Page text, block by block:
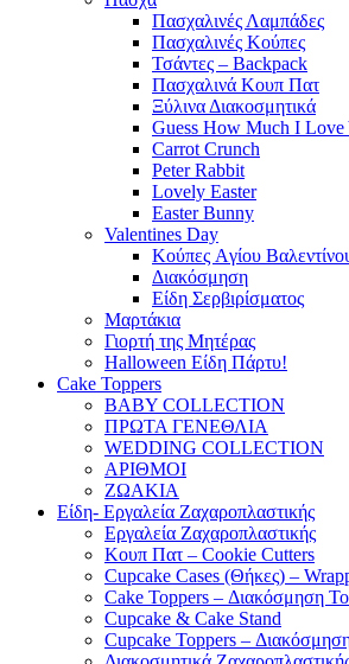
Πασχαλινές Λαμπάδες
Πασχαλινές Κούπες
Τσάντες – Backpack
Πασχαλινά Κουπ Πατ
Ξύλινα Διακοσμητικά
Guess How Much I Love
Carrot Crunch
Peter Rabbit
Lovely Easter
Easter Bunny
Valentines Day
Κούπες Aγίου
Διακόσμηση
Είδη Σερβιρίσματος
Μαρτάκια
Γιορτή της Μητέρας
Halloween Είδη Πάρτυ!
Cake Toppers
BABY COLLECTION
ΠΡΩΤΑ ΓΕΝΕΘΛΙΑ
WEDDING COLLECTION
ΑΡΙΘΜΟΙ
ΖΩΑΚΙΑ
Είδη- Εργαλεία Ζαχαροπλαστικής
Εργαλεία Ζαχαροπλαστικής
Κουπ Πατ – Cookie Cutters
Cupcake Cases (Θήκες) –
Cake Toppers – Διακόσμηση
Cupcake & Cake Stand
Cupcake Toppers –